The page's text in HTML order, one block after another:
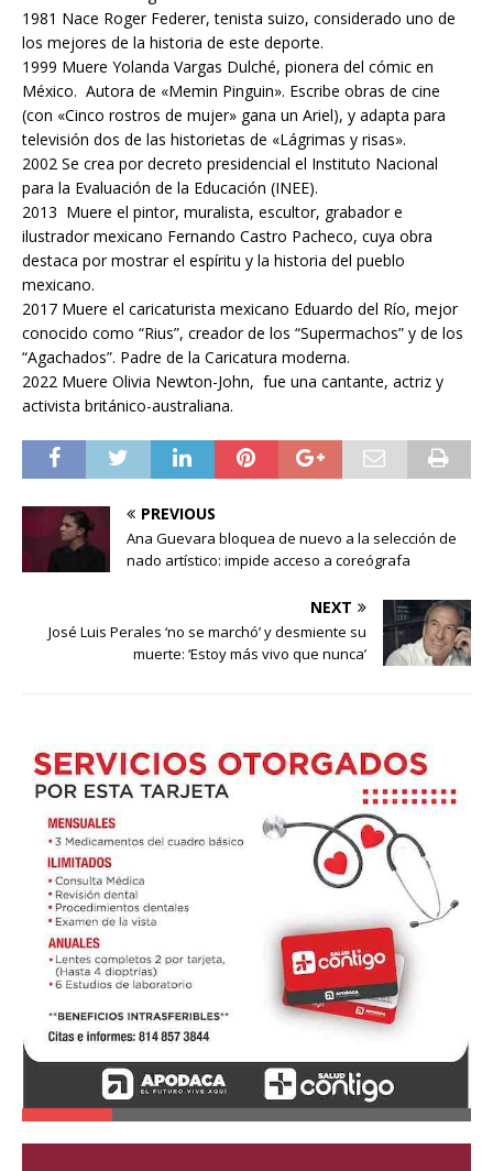
1981 Nace Roger Federer, tenista suizo, considerado uno de
los mejores de la historia de este deporte.
1999 Muere Yolanda Vargas Dulché, pionera del cómic en
México. Autora de «Memin Pinguin». Escribe obras de cine
(con «Cinco rostros de mujer» gana un Ariel), y adapta para
televisión dos de las historietas de «Lágrimas y risas».
2002 Se crea por decreto presidencial el Instituto Nacional
para la Evaluación de la Educación (INEE).
2013 Muere el pintor, muralista, escultor, grabador e
ilustrador mexicano Fernando Castro Pacheco, cuya obra
destaca por mostrar el espíritu y la historia del pueblo
mexicano.
2017 Muere el caricaturista mexicano Eduardo del Río, mejor
conocido como “Rius”, creador de los “Supermachos” y de los
“Agachados”. Padre de la Caricatura moderna.
2022 Muere Olivia Newton-John, fue una cantante, actriz y
activista británico-australiana.
PREVIOUS
Ana Guevara bloquea de nuevo a la selección de
nado artístico: impide acceso a coreógrafa
NEXT
José Luis Perales ‘no se marchó’ y desmiente su
muerte: ‘Estoy más vivo que nunca’